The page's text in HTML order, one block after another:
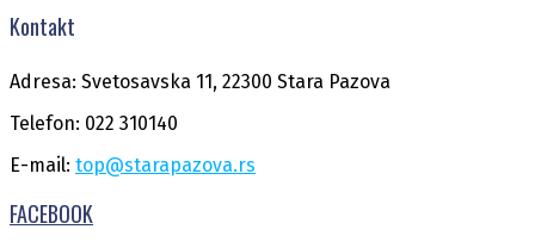
Kontakt
Adresa: Svetosavska 11, 22300 Stara Pazova
Telefon: 022 310140
E-mail: top@starapazova.rs
FACEBOOK